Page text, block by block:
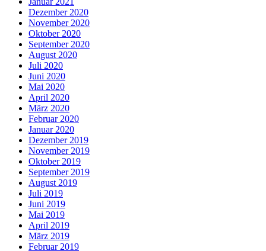
Dezember 2020
November 2020
Oktober 2020
September 2020
August 2020
Juli 2020
Juni 2020
Mai 2020
April 2020
März 2020
Februar 2020
Januar 2020
Dezember 2019
November 2019
Oktober 2019
September 2019
August 2019
Juli 2019
Juni 2019
Mai 2019
April 2019
März 2019
Februar 2019